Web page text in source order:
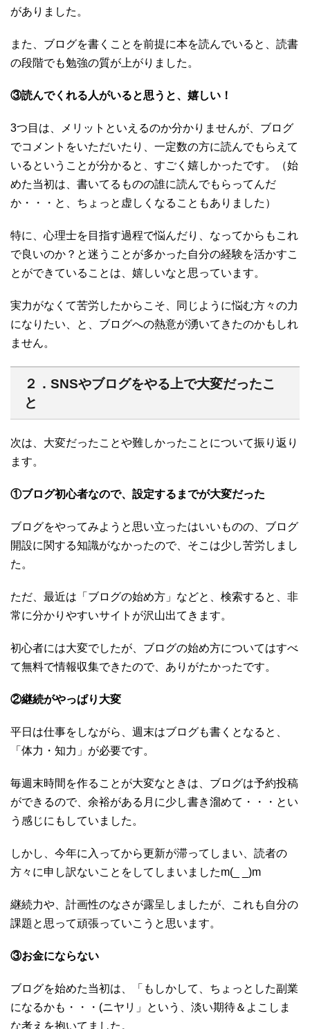
がありました。
また、ブログを書くことを前提に本を読んでいると、読書
の段階でも勉強の質が上がりました。
③読んでくれる人がいると思うと、嬉しい！
3つ目は、メリットといえるのか分かりませんが、ブログ
でコメントをいただいたり、一定数の方に読んでもらえて
いるということが分かると、すごく嬉しかったです。（始
めた当初は、書いてるものの誰に読んでもらってんだ
か・・・と、ちょっと虚しくなることもありました）
特に、心理士を目指す過程で悩んだり、なってからもこれ
で良いのか？と迷うことが多かった自分の経験を活かすこ
とができていることは、嬉しいなと思っています。
実力がなくて苦労したからこそ、同じように悩む方々の力
になりたい、と、ブログへの熱意が湧いてきたのかもしれ
ません。
２．SNSやブログをやる上で大変だったこ
と
次は、大変だったことや難しかったことについて振り返り
ます。
①ブログ初心者なので、設定するまでが大変だった
ブログをやってみようと思い立ったはいいものの、ブログ
開設に関する知識がなかったので、そこは少し苦労しまし
た。
ただ、最近は「ブログの始め方」などと、検索すると、非
常に分かりやすいサイトが沢山出てきます。
初心者には大変でしたが、ブログの始め方についてはすべ
て無料で情報収集できたので、ありがたかったです。
②継続がやっぱり大変
平日は仕事をしながら、週末はブログも書くとなると、
「体力・知力」が必要です。
毎週末時間を作ることが大変なときは、ブログは予約投稿
ができるので、余裕がある月に少し書き溜めて・・・とい
う感じにもしていました。
しかし、今年に入ってから更新が滞ってしまい、読者の
方々に申し訳ないことをしてしまいましたm(_ _)m
継続力や、計画性のなさが露呈しましたが、これも自分の
課題と思って頑張っていこうと思います。
③お金にならない
ブログを始めた当初は、「もしかして、ちょっとした副業
になるかも・・・(ニヤリ」という、淡い期待＆よこしま
な考えを抱いてました。